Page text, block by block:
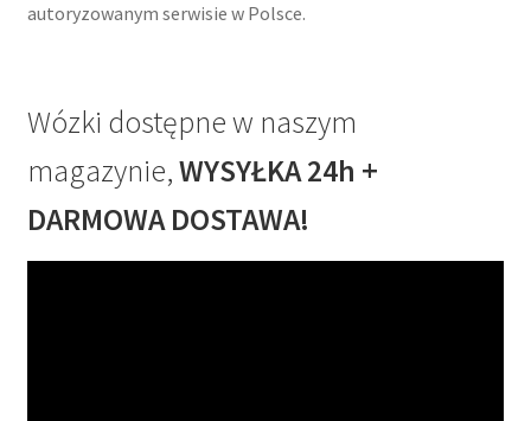
autoryzowanym serwisie w Polsce.
Wózki dostępne w naszym
magazynie,WYSYŁKA 24h +
DARMOWA DOSTAWA!